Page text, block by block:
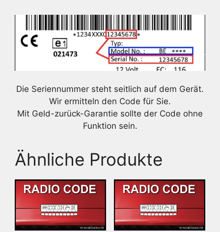
Die Seriennummer steht seitlich auf dem Gerät.
Wir ermitteln den Code für Sie.
Mit Geld-zurück-Garantie sollte der Code ohne
Funktion sein.
Ähnliche Produkte